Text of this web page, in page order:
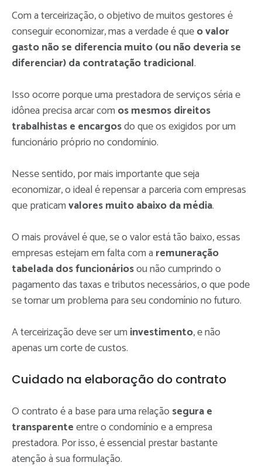
Com a terceirização, o objetivo de muitos gestores é
conseguir economizar, mas a verdade é queo valor
gasto não se diferencia muito (ou não deveria se
diferenciar) da contratação tradicional.
Isso ocorre porque uma prestadora de serviços séria e
idônea precisa arcar com os mesmos direitos
trabalhistas e encargosdo que os exigidos por um
funcionário próprio no condomínio.
Nesse sentido, por mais importante que seja
economizar, o ideal é repensar a parceria com empresas
que praticamvalores muito abaixo da média.
O mais provável é que, se o valor está tão baixo, essas
empresas estejam em falta com a remuneração
tabelada dos funcionáriosou não cumprindo o
pagamento das taxas e tributos necessários, o que pode
se tornar um problema para seu condomínio no futuro.
A terceirização deve ser um investimento, e não
apenas um corte de custos.
Cuidado na elaboração do contrato
O contrato é a base para uma relação segura e
transparenteentre o condomínio e a empresa
prestadora. Por isso, é essencial prestar bastante
atenção à sua formulação.